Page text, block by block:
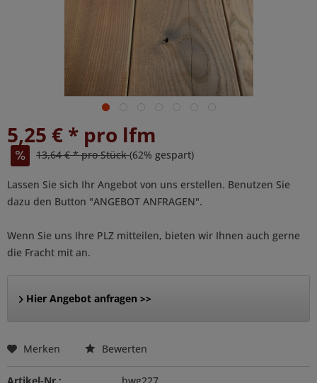
5,25 € * pro lfm
13,64 € * pro Stück(62% gespart)
Lassen Sie sich Ihr Angebot von uns erstellen. Benutzen Sie
dazu den Button "ANGEBOT ANFRAGEN".
Wenn Sie uns Ihre PLZ mitteilen, bieten wir Ihnen auch gerne
die Fracht mit an.
Hier Angebot anfragen >>
Merken Bewerten